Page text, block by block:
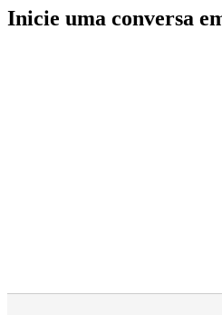
Inicie uma conversa